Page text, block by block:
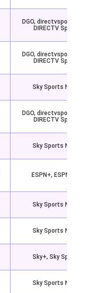
DGO,
DIRECTV Sports
DGO,
DIRECTV Sports
Sky Sports Norte
DGO,
DIRECTV Sports
Sky Sports Norte
ESPN+, ESPN App
Sky Sports Norte
Sky Sports Norte
Sky+, Sky Sports
Sky Sports Norte